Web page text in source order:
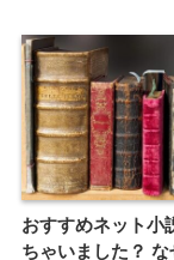
おすすめネット小
ちゃいました？